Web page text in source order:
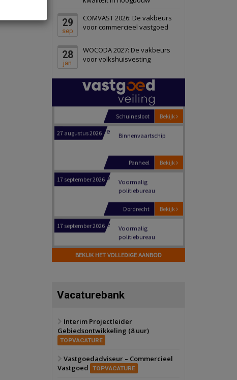
29
sep
COMVAST 2026: De vakbeurs
voor commercieel vastgoed
28
jan
WOCODA 2027: De vakbeurs
voor volkshuisvesting
Schiedam
22 september 2026 Attractiepark
Bekijk
Oranje
28 september 2026
bedrijventerrein
Schuinesloot
Binnenvaartschip
Voormalig
Dordrecht
Voormalig
Hilversum
17 september 2026
Voormalig
Zwanenburg
6 oktober 2026
BEKIJK HET VOLLEDIGE AANBOD
Vacaturebank
Interim Projectleider
Gebiedsontwikkeling (8 uur)
TOPVACATURE
Vastgoedadviseur – Commercieel
Vastgoed
TOPVACATURE